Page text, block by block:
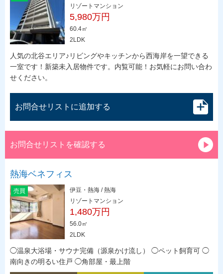
リゾートマンション
5,980万円
60.4㎡
2LDK
人気の北谷エリア♪リビングやキッチンから西海岸を一望できる
一室です！新築未入居物件です。内覧可能！お気軽にお問い合わ
せください。
お問合せリストに追加する
お問合せリストを確認する
熱海ベネフィス
売買
伊豆・熱海 / 熱海
リゾートマンション
1,480万円
56.0㎡
2LDK
◯温泉大浴場・サウナ完備（源泉かけ流し） ◯ペット飼育可 ◯
南向きの明るい住戸 ◯角部屋・最上階